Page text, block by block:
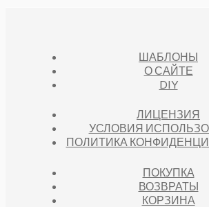
ШАБЛОНЫ
О САЙТЕ
DIY
ЛИЦЕНЗИЯ
УСЛОВИЯ
ПОЛИТИКА
ПОКУПКА
ВОЗВРАТЫ
КОРЗИНА